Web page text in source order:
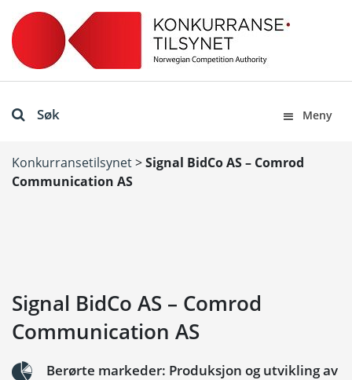
Søk Meny
Konkurransetilsynet>Signal BidCo AS – Comrod
Communication AS
Signal BidCo AS – Comrod
Communication AS
Berørte markeder: Produksjon og utvikling av